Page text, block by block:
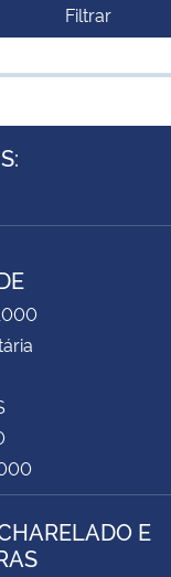
Filtrar
E